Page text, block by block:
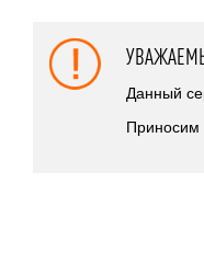
Данный
Приносим